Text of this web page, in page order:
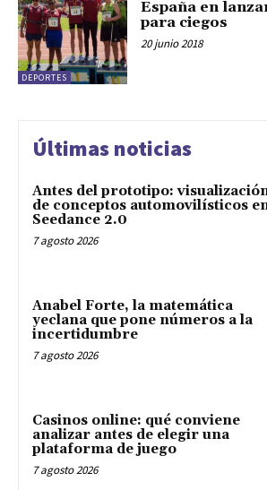
DEPORTES
España en
para ciegos
20 junio 2018
Últimas noticias
Antes del prototipo:
de conceptos automovilísticos
Seedance 2.0
7 agosto 2026
Anabel Forte, la matemática
yeclana que pone números a la
incertidumbre
7 agosto 2026
Casinos online: qué conviene
analizar antes de elegir una
plataforma de juego
7 agosto 2026